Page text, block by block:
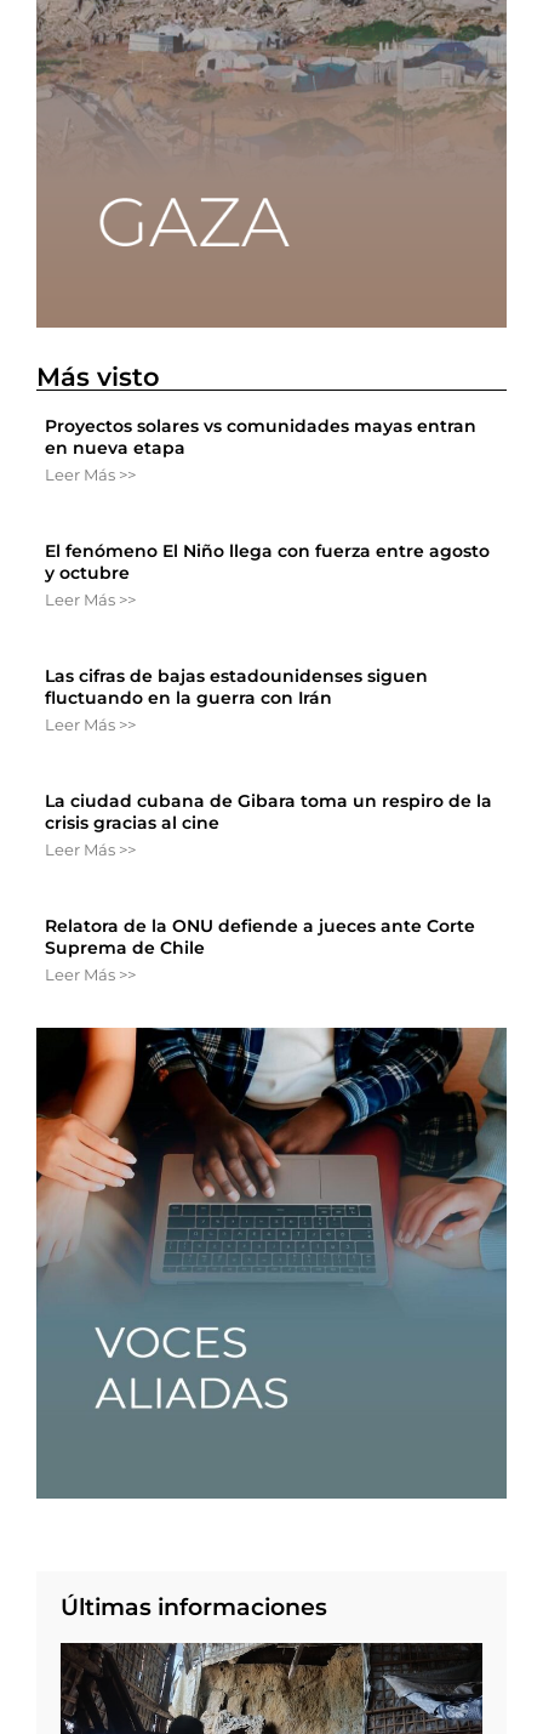
Más visto
Proyectos solares vs comunidades mayas entran
en nueva etapa
Leer Más >>
El fenómeno El Niño llega con fuerza entre agosto
y octubre
Leer Más >>
Las cifras de bajas estadounidenses siguen
fluctuando en la guerra con Irán
Leer Más >>
La ciudad cubana de Gibara toma un respiro de la
crisis gracias al cine
Leer Más >>
Relatora de la ONU defiende a jueces ante Corte
Suprema de Chile
Leer Más >>
Últimas informaciones